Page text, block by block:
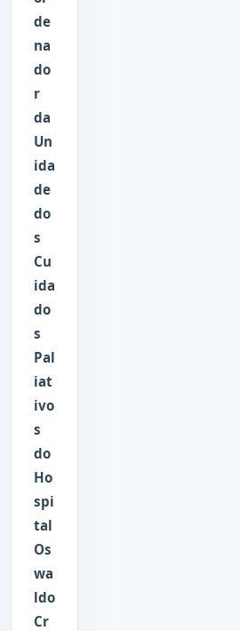
de
na
do
r
da
Un
ida
de
do
s
Cu
ida
do
s
Pal
iat
ivo
s
do
Ho
spi
tal
Os
wa
ldo
Cr